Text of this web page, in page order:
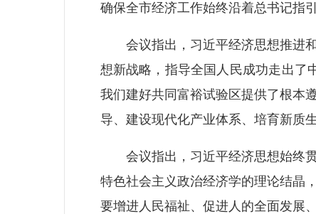
确保全市经济工作始终沿着总书记指
会议指出，习近平经济思想推进和
想新战略，指导全国人民成功走出了
我们建好共同富裕试验区提供了根本
导、建设现代化产业体系、培育新质
会议指出，习近平经济思想始终贯
特色社会主义政治经济学的理论结晶
要增进人民福祉、促进人的全面发展